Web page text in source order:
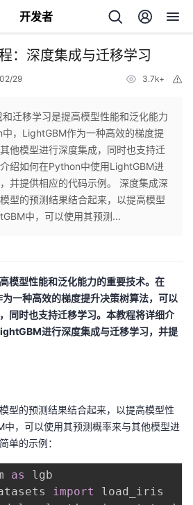
开发者
：深度集成与迁移学习
29 3.7k+
和迁移学习是提高模型性能和泛化能力
，LightGBM作为一种高效的梯度提
他模型进行深度集成，同时也支持迁
绍如何在Python中使用LightGBM进
并提供相应的代码示例。 深度集成深
型的预测结果结合起来，以提高模型
中，可以使用其预测...
模型性能和泛化能力的重要技术。在
一种高效的梯度提升决策树算法，可以
同时也支持迁移学习。本教程将详细介
进行深度集成与迁移学习，并提
型的预测结果结合起来，以提高模型性
中，可以使用其预测概率来与其他模型进
单的示例：
as
import